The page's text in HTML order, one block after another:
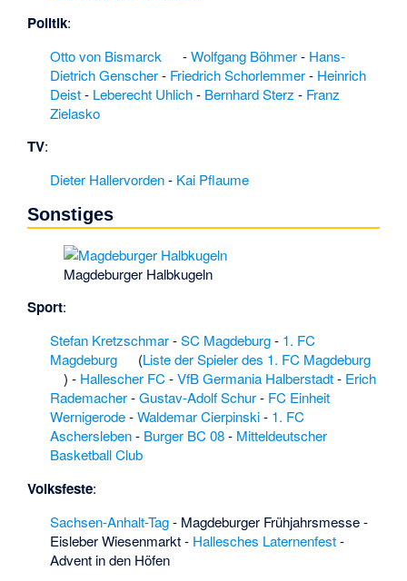
Trudeau·
Jacobsberg
(Calvörde)
·Jeetze
Jemmeritz
Saale)
· Kader-
Schleuse·
Kahlenberge·
Kahnstieg·
Kalkflachmoor im
Helsunger Bruch
Kapitelsberg (Tanne)
·Kenzendorf·
Politik:
Otto von Bismarck
-Wolfgang Böhmer- Hans-
Dietrich Genscher- Friedrich Schorlemmer- Heinrich
Deist- Leberecht Uhlich- Bernhard Sterz - Franz
Zielasko
TV:
Dieter Hallervorden- Kai Pflaume
Sonstiges
Magdeburger Halbkugeln
Sport:
Stefan Kretzschmar-SC Magdeburg- 1. FC
Magdeburg
(Liste der Spieler des 1. FC Magdeburg
) - Hallescher FC-VfB Germania Halberstadt- Erich
Rademacher-Gustav-Adolf Schur- FC Einheit
Wernigerode-Waldemar Cierpinski- 1. FC
Aschersleben- Burger BC 08- Mitteldeutscher
Basketball Club
Volksfeste:
Sachsen-Anhalt-Tag- Magdeburger Frühjahrsmesse-
Eisleber Wiesenmarkt- Hallesches Laternenfest-
Advent in den Höfen